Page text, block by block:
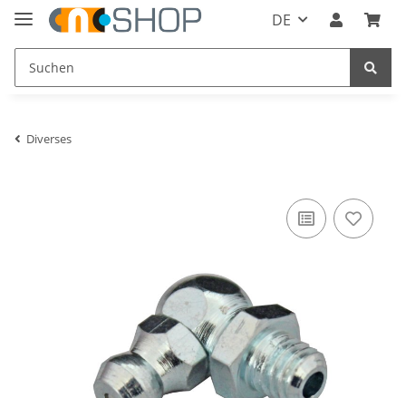
DE
Diverses